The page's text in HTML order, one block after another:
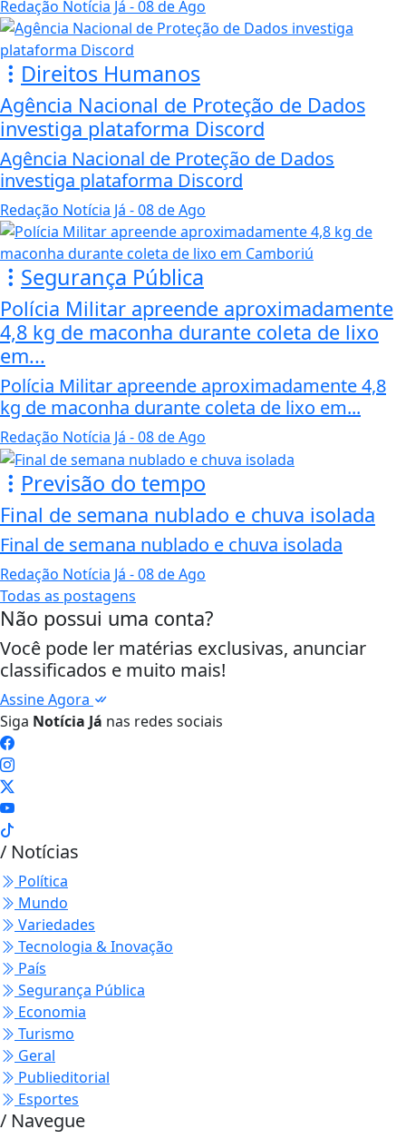
Redação Notícia Já - 08 de Ago
Direitos Humanos
Agência Nacional de Proteção de Dados
investiga plataforma Discord
Agência Nacional de Proteção de Dados
investiga plataforma Discord
Redação Notícia Já - 08 de Ago
Segurança Pública
Polícia Militar apreende aproximadamente
4,8 kg de maconha durante coleta de lixo
em...
Polícia Militar apreende aproximadamente 4,8
kg de maconha durante coleta de lixo em...
Redação Notícia Já - 08 de Ago
Previsão do tempo
Final de semana nublado e chuva isolada
Final de semana nublado e chuva isolada
Redação Notícia Já - 08 de Ago
Todas as postagens
Não possui uma conta?
Você pode ler matérias exclusivas, anunciar
classificados e muito mais!
Assine Agora
Siga Notícia Já nas redes sociais
/ Notícias
Política
Mundo
Variedades
Tecnologia & Inovação
País
Segurança Pública
Economia
Turismo
Geral
Publieditorial
Esportes
/ Navegue